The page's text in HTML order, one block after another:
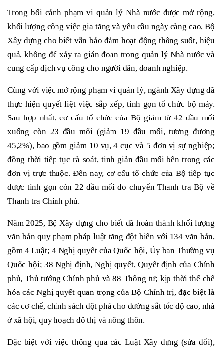
Trong bối cảnh phạm vi quản lý Nhà nước được mở rộng,
khối lượng công việc gia tăng và yêu cầu ngày càng cao, Bộ
Xây dựng cho biết vẫn bảo đảm hoạt động thông suốt, hiệu
quả, không để xảy ra gián đoạn trong quản lý Nhà nước và
cung cấp dịch vụ công cho người dân, doanh nghiệp.
Cùng với việc mở rộng phạm vi quản lý, ngành Xây dựng đã
thực hiện quyết liệt việc sắp xếp, tinh gọn tổ chức bộ máy.
Sau hợp nhất, cơ cấu tổ chức của Bộ giảm từ 42 đầu mối
xuống còn 23 đầu mối (giảm 19 đầu mối, tương đương
45,2%), bao gồm giảm 10 vụ, 4 cục và 5 đơn vị sự nghiệp;
đồng thời tiếp tục rà soát, tinh giản đầu mối bên trong các
đơn vị trực thuộc. Đến nay, cơ cấu tổ chức của Bộ tiếp tục
được tinh gọn còn 22 đầu mối do chuyển Thanh tra Bộ về
Thanh tra Chính phủ.
Năm 2025, Bộ Xây dựng cho biết đã hoàn thành khối lượng
văn bản quy phạm pháp luật tăng đột biến với 134 văn bản,
gồm 4 Luật; 4 Nghị quyết của Quốc hội, Ủy ban Thường vụ
Quốc hội; 38 Nghị định, Nghị quyết, Quyết định của Chính
phủ, Thủ tướng Chính phủ và 88 Thông tư; kịp thời thể chế
hóa các Nghị quyết quan trọng của Bộ Chính trị, đặc biệt là
các cơ chế, chính sách đột phá cho đường sắt tốc độ cao, nhà
ở xã hội, quy hoạch đô thị và nông thôn.
Đặc biệt với việc thông qua các Luật Xây dựng (sửa đổi),